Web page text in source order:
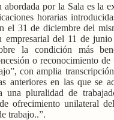
abordada por la Sala es la
horarias
el 31 de diciembre del
empresarial del 11 de
la condición más
o reconocimiento
con amplia
anteriores en las que se
una pluralidad de
ofrecimiento unilateral
trabajo..”.